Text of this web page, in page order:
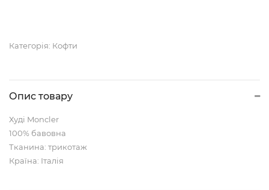
Категорія: Кофти
Опис товару
Худі Moncler
100% бавовна
Тканина: трикотаж
Країна: Італія